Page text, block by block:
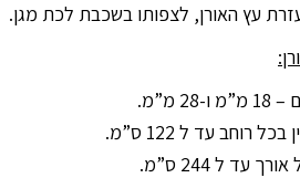
עץ האורן, לצפותו בשכבת לכת מגן.
מ”מ.
רוחב עד ל 122 ס”מ.
עד ל 244 ס”מ.